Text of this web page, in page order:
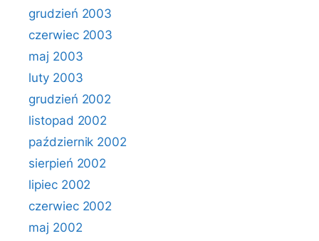
grudzień 2003
czerwiec 2003
maj 2003
luty 2003
grudzień 2002
listopad 2002
październik 2002
sierpień 2002
lipiec 2002
czerwiec 2002
maj 2002